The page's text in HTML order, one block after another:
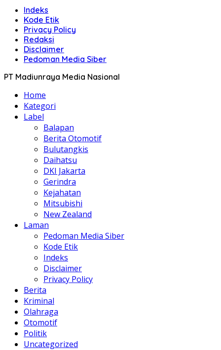
Indeks
Kode Etik
Privacy Policy
Redaksi
Disclaimer
Pedoman Media Siber
PT Madiunraya Media Nasional
Home
Kategori
Label
Balapan
Berita Otomotif
Bulutangkis
Daihatsu
DKI Jakarta
Gerindra
Kejahatan
Mitsubishi
New Zealand
Laman
Pedoman Media Siber
Kode Etik
Indeks
Disclaimer
Privacy Policy
Berita
Kriminal
Olahraga
Otomotif
Politik
Uncategorized